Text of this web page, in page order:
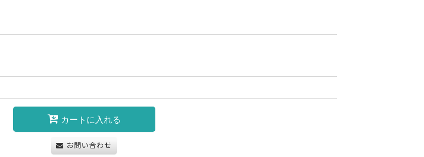
カートに入れる
お問い合わせ